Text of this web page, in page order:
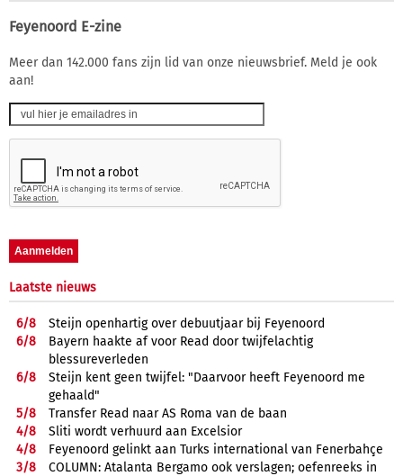
Feyenoord E-zine
Meer dan 142.000 fans zijn lid van onze nieuwsbrief. Meld je ook
aan!
Laatste nieuws
6/8
Steijn openhartig over debuutjaar bij Feyenoord
6/8
Bayern haakte af voor Read door twijfelachtig
blessureverleden
6/8
Steijn kent geen twijfel: "Daarvoor heeft Feyenoord me
gehaald"
5/8
Transfer Read naar AS Roma van de baan
4/8
Sliti wordt verhuurd aan Excelsior
4/8
Feyenoord gelinkt aan Turks international van Fenerbahçe
3/8
COLUMN: Atalanta Bergamo ook verslagen; oefenreeks in